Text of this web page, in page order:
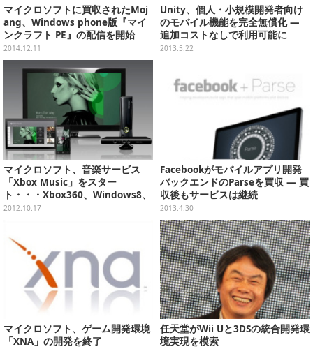
マイクロソフトに買収されたMoj
ang、Windows phone版『マイ
ンクラフト PE』の配信を開始
2014.12.11
Unity、個人・小規模開発者向け
のモバイル機能を完全無償化 ―
追加コストなしで利用可能に
2013.5.22
マイクロソフト、音楽サービス
「Xbox Music」をスター
ト・・・Xbox360、Windows8、
Windows Phoneで
2012.10.17
Facebookがモバイルアプリ開発
バックエンドのParseを買収 ― 買
収後もサービスは継続
2013.4.30
マイクロソフト、ゲーム開発環境
「XNA」の開発を終了
任天堂がWii Uと3DSの統合開発環
境実現を模索